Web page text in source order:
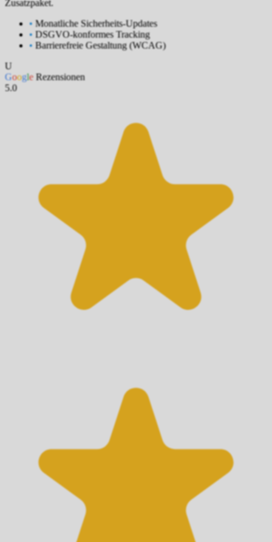
Zusatzpaket.
• Monatliche Sicherheits-Updates
• DSGVO-konformes Tracking
• Barrierefreie Gestaltung (WCAG)
U
Google Rezensionen
5.0